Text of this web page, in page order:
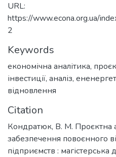
URL:
https://www.econa.org.ua/
2
Keywords
економічна аналітика,
інвестиції, аналіз,
відновлення
Citation
Кондратюк, В. М. Проєктна
забезпечення повоєнного
підприємств :